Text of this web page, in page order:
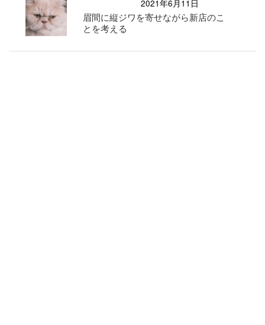
2021年6月11日
眉間に縦ジワを寄せながら新店のこ
とを考える